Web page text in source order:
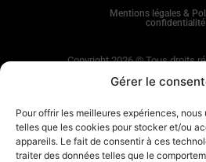
Gérer le
Pour offrir les meilleures expériences,
telles que les cookies pour stocker et/ou
appareils. Le fait de consentir à ces
traiter des données telles que le
Mentions légales &
confidentialité
Copyright 2026 © Tous droits